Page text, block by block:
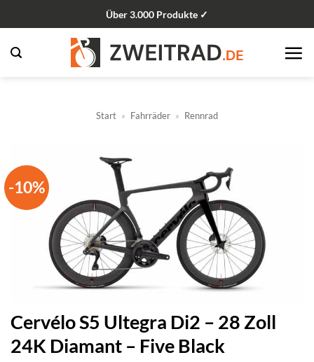
Inhalt
springen
Über 3.000 Produkte ✓
Start » Fahrräder » Rennrad
-10%
Cervélo S5 Ultegra Di2 – 28 Zoll
24K Diamant – Five Black